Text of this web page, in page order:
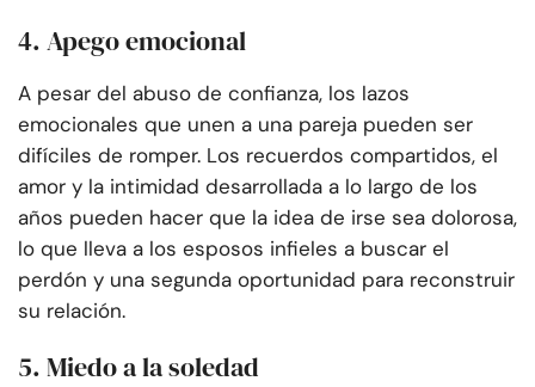
4. Apego emocional
A pesar del abuso de confianza, los lazos
emocionales que unen a una pareja pueden ser
difíciles de romper. Los recuerdos compartidos, el
amor y la intimidad desarrollada a lo largo de los
años pueden hacer que la idea de irse sea dolorosa,
lo que lleva a los esposos infieles a buscar el
perdón y una segunda oportunidad para reconstruir
su relación.
5. Miedo a la soledad